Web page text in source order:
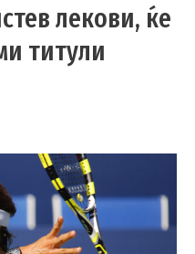
лекови, ќе
титули